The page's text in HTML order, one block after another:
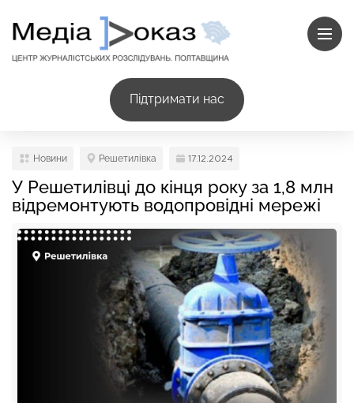
Підтримати нас
Новини Решетилівка 17.12.2024
У Решетилівці до кінця року за 1,8 млн
відремонтують водопровідні мережі